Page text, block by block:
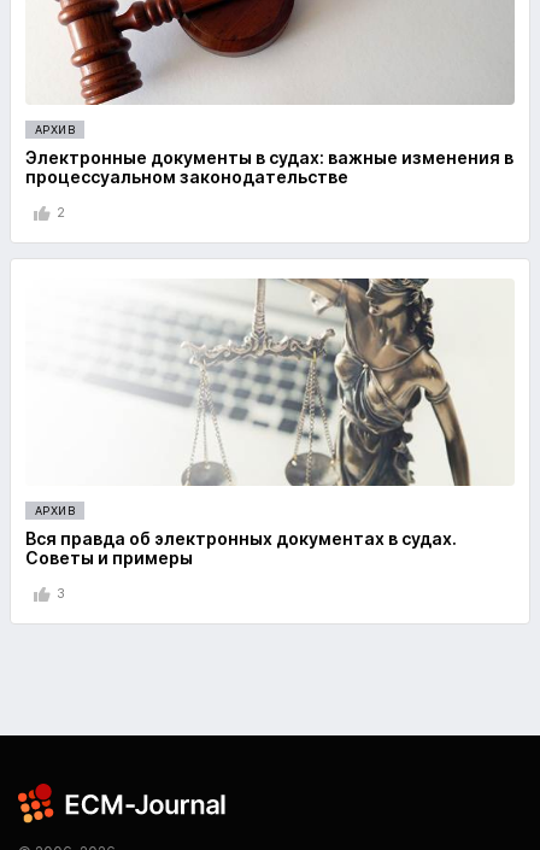
АРХИВ
Электронные документы в судах: важные изменения в
процессуальном законодательстве
2
АРХИВ
Вся правда об электронных документах в судах.
Советы и примеры
3